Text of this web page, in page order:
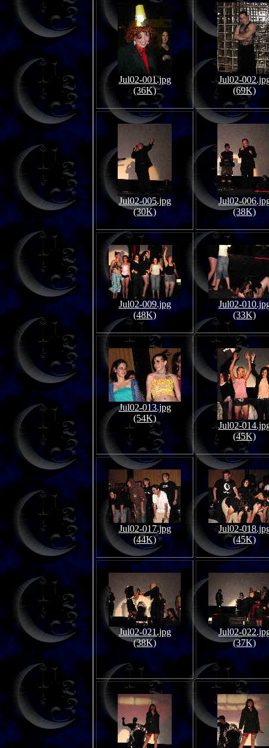
Jul02-001.jpg
(36K)
Jul02-
(69K)
Jul02-005.jpg
(30K)
Jul02-
(38K)
Jul02-009.jpg
(48K)
Jul02-
(33K)
Jul02-013.jpg
(54K)
Jul02-
(45K)
Jul02-017.jpg
(44K)
Jul02-
(45K)
Jul02-021.jpg
(38K)
Jul02-
(37K)